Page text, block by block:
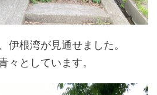
伊根湾が見通せました。
々としています。